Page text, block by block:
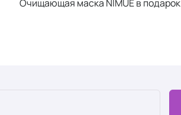
Очищающая маска NIMUE в подарок